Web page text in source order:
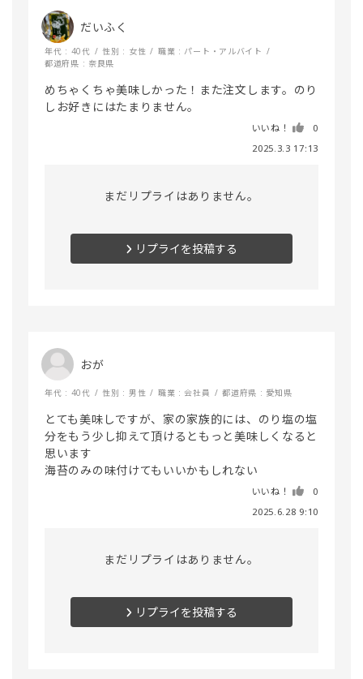
だいふく
年代 : 40代 性別 : 女性
職業 : パート・アルバイト
都道府県 : 奈良県
めちゃくちゃ美味しかった！また注文します。のり
しお好きにはたまりません。
いいね！
0
2025.3.3 17:13
まだリプライはありません。
リプライを投稿する
おが
年代 : 40代 性別 : 男性 職業 : 会社員 都道府県 : 愛知県
とても美味しですが、家の家族的には、のり塩の塩
分をもう少し抑えて頂けるともっと美味しくなると
思います
海苔のみの味付けてもいいかもしれない
いいね！
0
2025.6.28 9:10
まだリプライはありません。
リプライを投稿する